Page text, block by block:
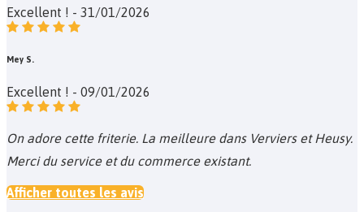
Excellent ! - 31/01/2026
Mey S.
Excellent ! - 09/01/2026
On adore cette friterie. La meilleure dans Verviers et Heusy.
Merci du service et du commerce existant.
Afficher toutes les avis